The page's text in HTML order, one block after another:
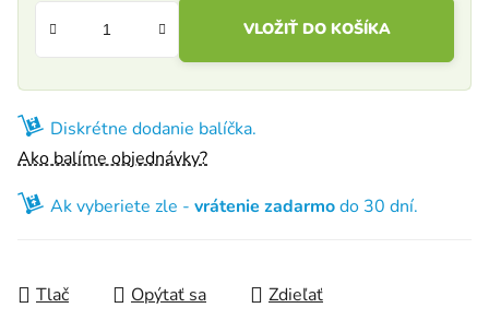
VLOŽIŤ DO KOŠÍKA
Diskrétne dodanie balíčka.
Ako balíme objednávky?
Ak vyberiete zle - vrátenie zadarmodo 30 dní.
Tlač Opýtať sa Zdieľať